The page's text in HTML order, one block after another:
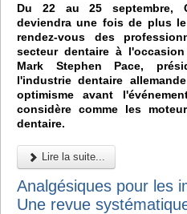
Du 22 au 25 septembre,
deviendra une fois de plus
rendez-vous des
secteur dentaire à
Mark Stephen Pace,
l'industrie dentaire
optimisme avant
considère comme les
dentaire.
Lire la suite...
Analgésiques pour les
Une revue